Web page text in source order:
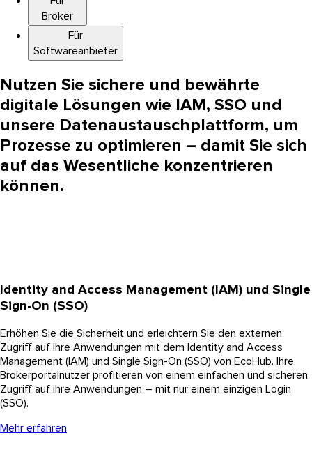
Broker
Für
Softwareanbieter
Nutzen Sie sichere und bewährte
digitale Lösungen wie IAM, SSO und
unsere Datenaustauschplattform, um
Prozesse zu optimieren – damit Sie sich
auf das Wesentliche konzentrieren
können.
Identity and Access Management (IAM) und Single
Sign-On (SSO)
Erhöhen Sie die Sicherheit und erleichtern Sie den externen
Zugriff auf Ihre Anwendungen mit dem Identity and Access
Management (IAM) und Single Sign-On (SSO) von EcoHub. Ihre
Brokerportalnutzer profitieren von einem einfachen und sicheren
Zugriff auf ihre Anwendungen – mit nur einem einzigen Login
(SSO).
Mehr erfahren